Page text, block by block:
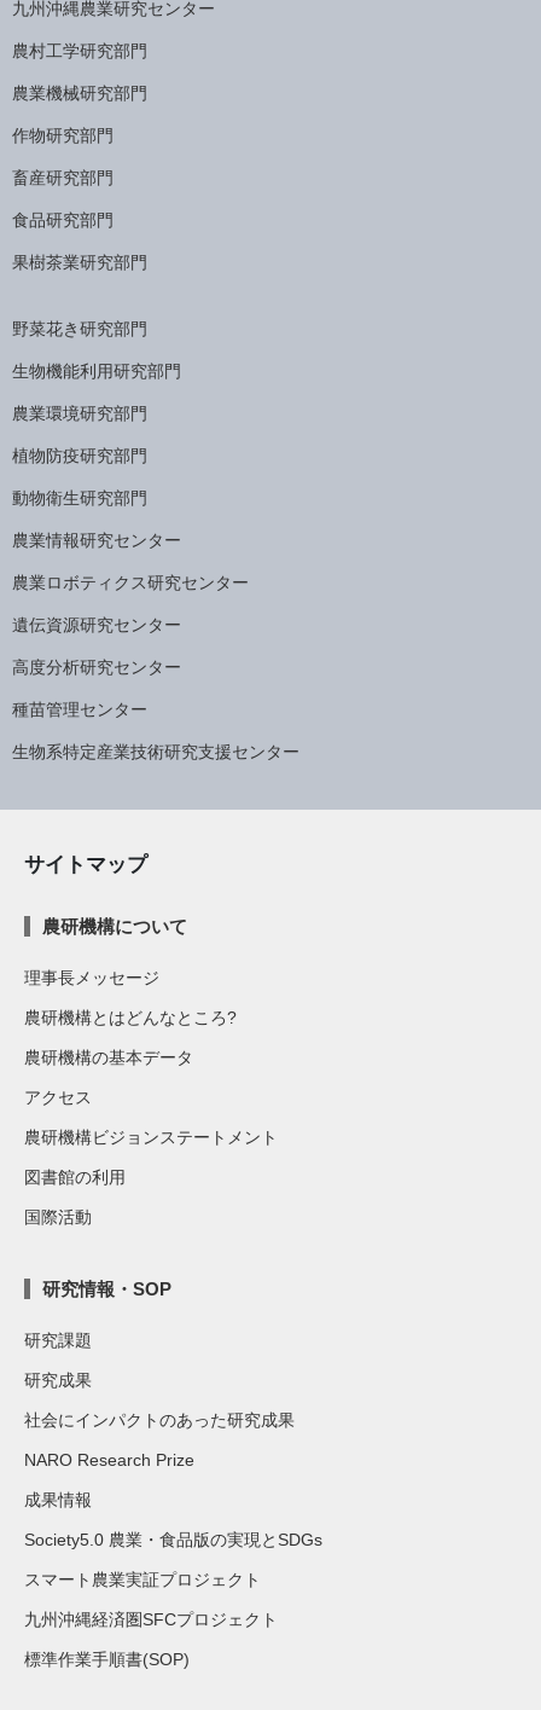
九州沖縄農業研究センター
農村工学研究部門
農業機械研究部門
作物研究部門
畜産研究部門
食品研究部門
果樹茶業研究部門
野菜花き研究部門
生物機能利用研究部門
農業環境研究部門
植物防疫研究部門
動物衛生研究部門
農業情報研究センター
農業ロボティクス研究センター
遺伝資源研究センター
高度分析研究センター
種苗管理センター
生物系特定産業技術研究支援センター
サイトマップ
農研機構について
理事長メッセージ
農研機構とはどんなところ?
農研機構の基本データ
アクセス
農研機構ビジョンステートメント
図書館の利用
国際活動
研究情報・SOP
研究課題
研究成果
社会にインパクトのあった研究成果
NARO Research Prize
成果情報
Society5.0 農業・食品版の実現とSDGs
スマート農業実証プロジェクト
九州沖縄経済圏SFCプロジェクト
標準作業手順書(SOP)